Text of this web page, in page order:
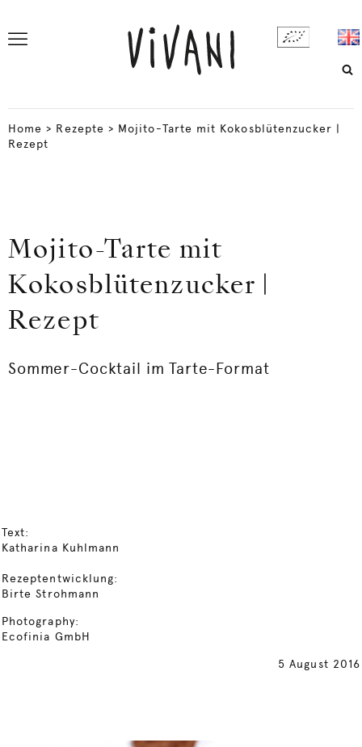
Home > Rezepte > Mojito-Tarte mit Kokosblütenzucker |
Rezept
Mojito-Tarte mit
Kokosblütenzucker |
Rezept
Sommer-Cocktail im Tarte-Format
Text:
Katharina Kuhlmann
Rezeptentwicklung:
Birte Strohmann
Photography:
Ecofinia GmbH
5 August 2016